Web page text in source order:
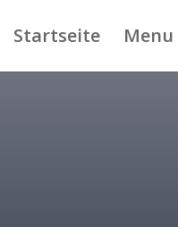
Startseite Menu